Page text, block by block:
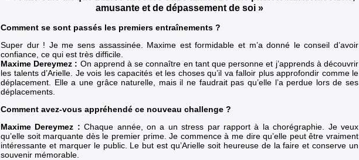
amusante et de dépassement de soi »
Comment se sont passés les premiers entraînements ?
Super dur ! Je me sens assassinée. Maxime est formidable et m’a donné le conseil d’avoir
confiance, ce qui est très difficile.
Maxime Dereymez : On apprend à se connaître en tant que personne et j’apprends à découvrir
les talents d’Arielle. Je vois les capacités et les choses qu’il va falloir plus approfondir comme le
déplacement. Elle a une grâce naturelle, mais il ne faudrait pas qu’elle l’a perdue lors de ses
déplacements.
Comment avez-vous appréhendé ce nouveau challenge ?
Maxime Dereymez : Chaque année, on a un stress par rapport à la chorégraphie. Je veux
qu’elle soit marquante dès le premier prime. Je commence à me dire qu’elle peut être vraiment
intéressante et marquer le public. Le but est qu’Arielle soit heureuse de la faire et conserve un
souvenir mémorable.